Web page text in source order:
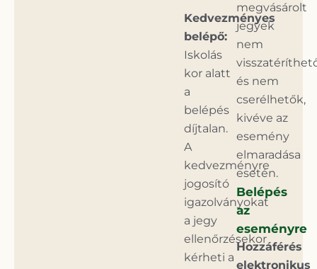
Kedvezményes
belépő:
Iskolás
kor alatt
a
belépés
díjtalan.
A
kedvezményre
jogosító
igazolványokat
a jegy
ellenőrzésekor
kérheti a
megvásárolt
jegyek
nem
és nem
cserélhetők,
kivéve az
esemény
elmaradása
esetén.
Belépés
az
eseményre
Hozzáférés
elektronikus